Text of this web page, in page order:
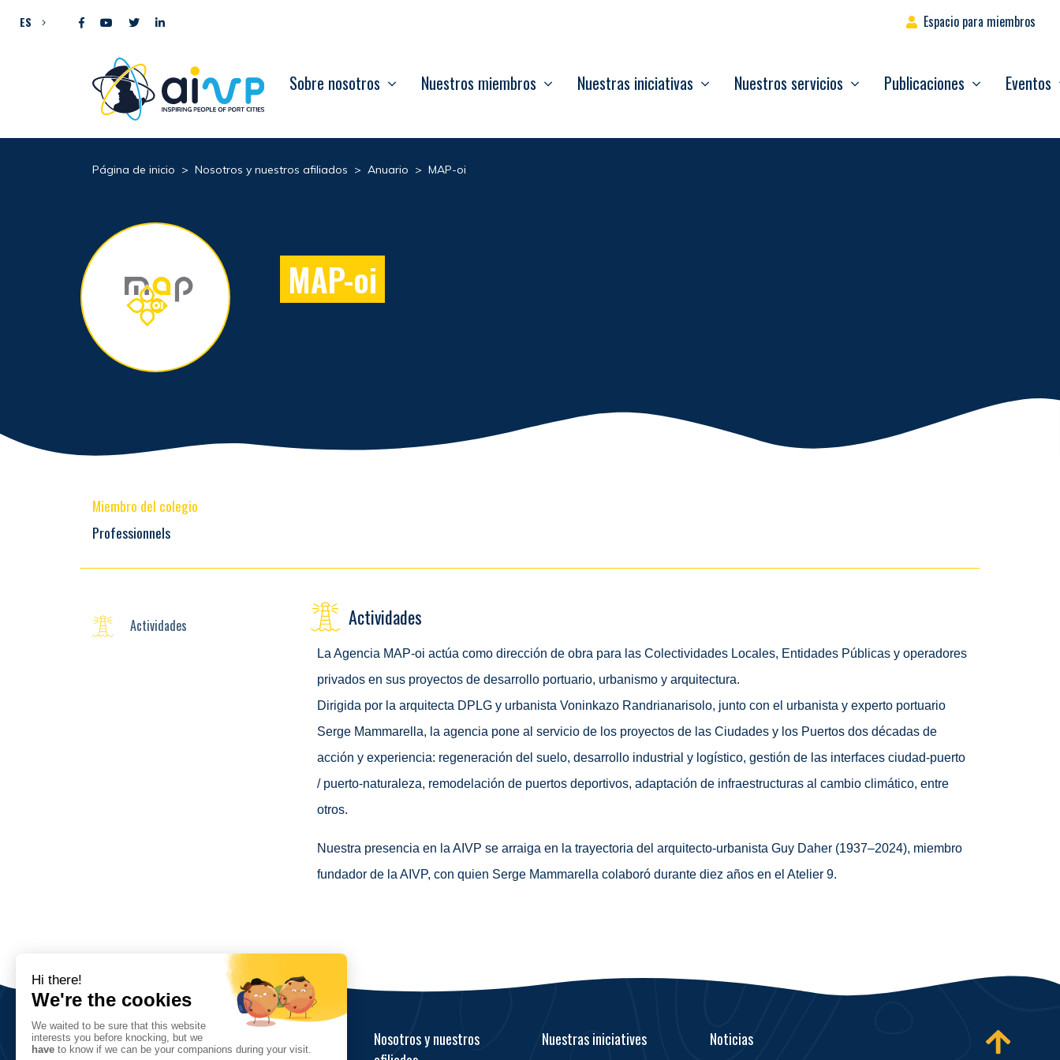
ES Espacio para miembros
Sobre nosotros Nuestros miembros Nuestras iniciativas Nuestros servicios Publicaciones Eventos
Página de inicio > Nosotros y nuestros afiliados > Anuario > MAP-oi
MAP-oi
Miembro del colegio
Professionnels
Actividades
La Agencia MAP-oi actúa como dirección de obra para las Colectividades Locales, Entidades Públicas y operadores
privados en sus proyectos de desarrollo portuario, urbanismo y arquitectura.
Dirigida por la arquitecta DPLG y urbanista Voninkazo Randrianarisolo, junto con el urbanista y experto portuario
Serge Mammarella, la agencia pone al servicio de los proyectos de las Ciudades y los Puertos dos décadas de
acción y experiencia: regeneración del suelo, desarrollo industrial y logístico, gestión de las interfaces ciudad-puerto
/ puerto-naturaleza, remodelación de puertos deportivos, adaptación de infraestructuras al cambio climático, entre
otros.
Nuestra presencia en la AIVP se arraiga en la trayectoria del arquitecto-urbanista Guy Daher (1937–2024), miembro
fundador de la AIVP, con quien Serge Mammarella colaboró durante diez años en el Atelier 9.
Actividades
Nosotros y nuestros
Nuestras iniciatives Noticias